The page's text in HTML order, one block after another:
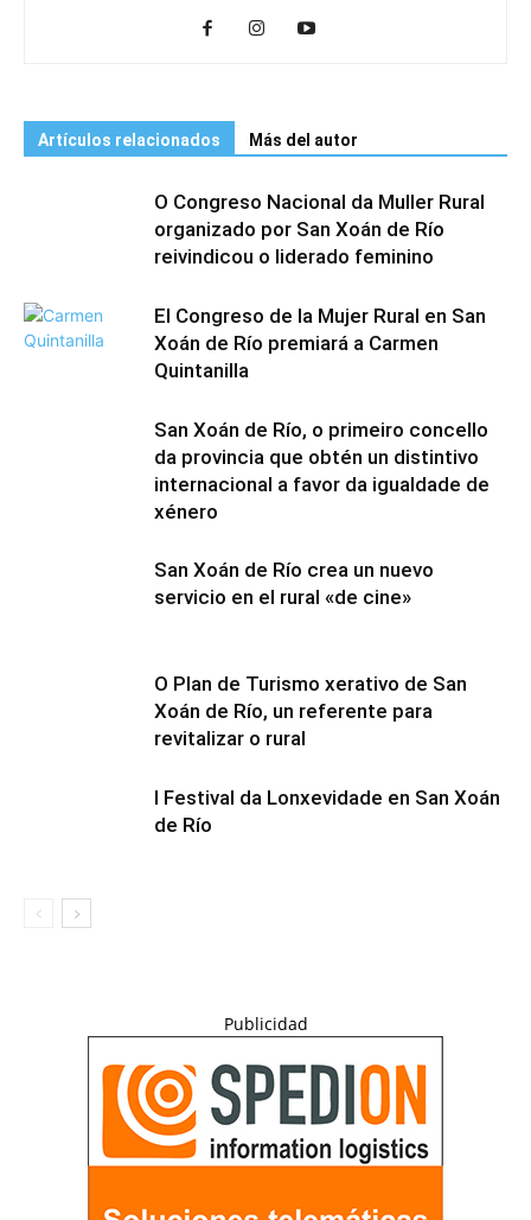
Artículos relacionados Más del autor
O Congreso Nacional da Muller Rural
organizado por San Xoán de Río
reivindicou o liderado feminino
El Congreso de la Mujer Rural en San
Xoán de Río premiará a Carmen
Quintanilla
San Xoán de Río, o primeiro concello
da provincia que obtén un distintivo
internacional a favor da igualdade de
xénero
San Xoán de Río crea un nuevo
servicio en el rural «de cine»
O Plan de Turismo xerativo de San
Xoán de Río, un referente para
revitalizar o rural
I Festival da Lonxevidade en San Xoán
de Río
Publicidad